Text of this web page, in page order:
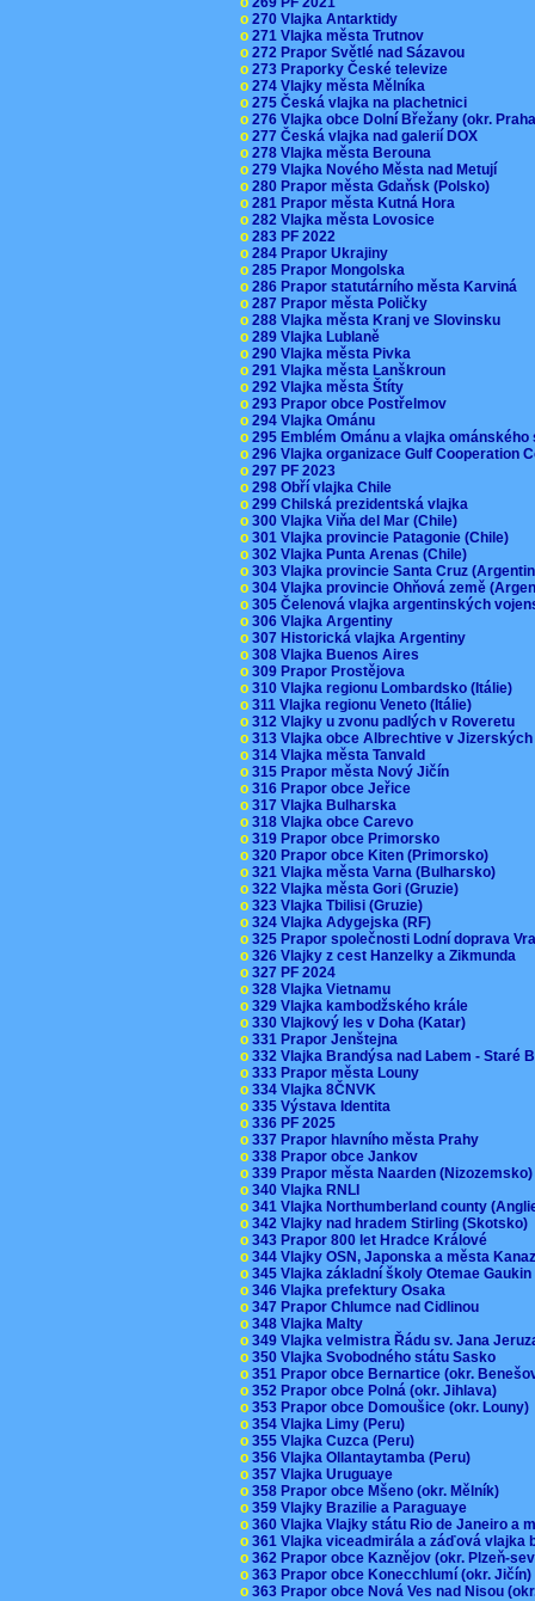
o 270 Vlajka Antarktidy
o 271 Vlajka města Trutnov
o 272 Prapor Světlé nad Sázavou
o 273 Praporky České televize
o 274 Vlajky města Mělníka
o 275 Česká vlajka na plachetnici
o 276 Vlajka obce Dolní Břežany (okr.
o 277 Česká vlajka nad galerií DOX
o 278 Vlajka města Berouna
o 279 Vlajka Nového Města nad Metují
o 280 Prapor města Gdaňsk (Polsko)
o 281 Prapor města Kutná Hora
o 282 Vlajka města Lovosice
o 283 PF 2022
o 284 Prapor Ukrajiny
o 285 Prapor Mongolska
o 286 Prapor statutárního města Karviná
o 287 Prapor města Poličky
o 288 Vlajka města Kranj ve Slovinsku
o 289 Vlajka Lublaně
o 290 Vlajka města Pivka
o 291 Vlajka města Lanškroun
o 292 Vlajka města Štíty
o 293 Prapor obce Postřelmov
o 294 Vlajka Ománu
o 295 Emblém Ománu a vlajka
o 296 Vlajka organizace Gulf Cooperation
o 297 PF 2023
o 298 Obří vlajka Chile
o 299 Chilská prezidentská vlajka
o 300 Vlajka Viňa del Mar (Chile)
o 301 Vlajka provincie Patagonie (Chile)
o 302 Vlajka Punta Arenas (Chile)
o 303 Vlajka provincie Santa Cruz
o 304 Vlajka provincie Ohňová země
o 305 Čelenová vlajka argentinských
o 306 Vlajka Argentiny
o 307 Historická vlajka Argentiny
o 308 Vlajka Buenos Aires
o 309 Prapor Prostějova
o 310 Vlajka regionu Lombardsko (Itálie)
o 311 Vlajka regionu Veneto (Itálie)
o 312 Vlajky u zvonu padlých v Roveretu
o 313 Vlajka obce Albrechtive v
o 314 Vlajka města Tanvald
o 315 Prapor města Nový Jičín
o 316 Prapor obce Jeřice
o 317 Vlajka Bulharska
o 318 Vlajka obce Carevo
o 319 Prapor obce Primorsko
o 320 Prapor obce Kiten (Primorsko)
o 321 Vlajka města Varna (Bulharsko)
o 322 Vlajka města Gori (Gruzie)
o 323 Vlajka Tbilisi (Gruzie)
o 324 Vlajka Adygejska (RF)
o 325 Prapor společnosti Lodní doprava
o 326 Vlajky z cest Hanzelky a Zikmunda
o 327 PF 2024
o 328 Vlajka Vietnamu
o 329 Vlajka kambodžského krále
o 330 Vlajkový les v Doha (Katar)
o 331 Prapor Jenštejna
o 332 Vlajka Brandýsa nad Labem - Staré
o 333 Prapor města Louny
o 334 Vlajka 8ČNVK
o 335 Výstava Identita
o 336 PF 2025
o 337 Prapor hlavního města Prahy
o 338 Prapor obce Jankov
o 339 Prapor města Naarden
o 340 Vlajka RNLI
o 341 Vlajka Northumberland county
o 342 Vlajky nad hradem Stirling (Skotsko)
o 343 Prapor 800 let Hradce Králové
o 344 Vlajky OSN, Japonska a města
o 345 Vlajka základní školy Otemae
o 346 Vlajka prefektury Osaka
o 347 Prapor Chlumce nad Cidlinou
o 348 Vlajka Malty
o 349 Vlajka velmistra Řádu sv. Jana
o 350 Vlajka Svobodného státu Sasko
o 351 Prapor obce Bernartice (okr.
o 352 Prapor obce Polná (okr. Jihlava)
o 353 Prapor obce Domoušice (okr. Louny)
o 354 Vlajka Limy (Peru)
o 355 Vlajka Cuzca (Peru)
o 356 Vlajka Ollantaytamba (Peru)
o 357 Vlajka Uruguaye
o 358 Prapor obce Mšeno (okr. Mělník)
o 359 Vlajky Brazilie a Paraguaye
o 360 Vlajka Vlajky státu Rio de Janeiro a
o 361 Vlajka viceadmirála a záďová
o 362 Prapor obce Kaznějov (okr. Plzeň-
o 363 Prapor obce Konecchlumí (okr.
o 363 Prapor obce Nová Ves nad Nisou